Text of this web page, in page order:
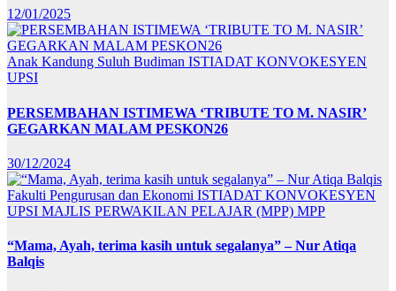
12/01/2025
Anak Kandung Suluh Budiman ISTIADAT KONVOKESYEN
UPSI
PERSEMBAHAN ISTIMEWA ‘TRIBUTE TO M. NASIR’
GEGARKAN MALAM PESKON26
30/12/2024
Fakulti Pengurusan dan Ekonomi ISTIADAT KONVOKESYEN
UPSI MAJLIS PERWAKILAN PELAJAR (MPP) MPP
“Mama, Ayah, terima kasih untuk segalanya” – Nur Atiqa
Balqis